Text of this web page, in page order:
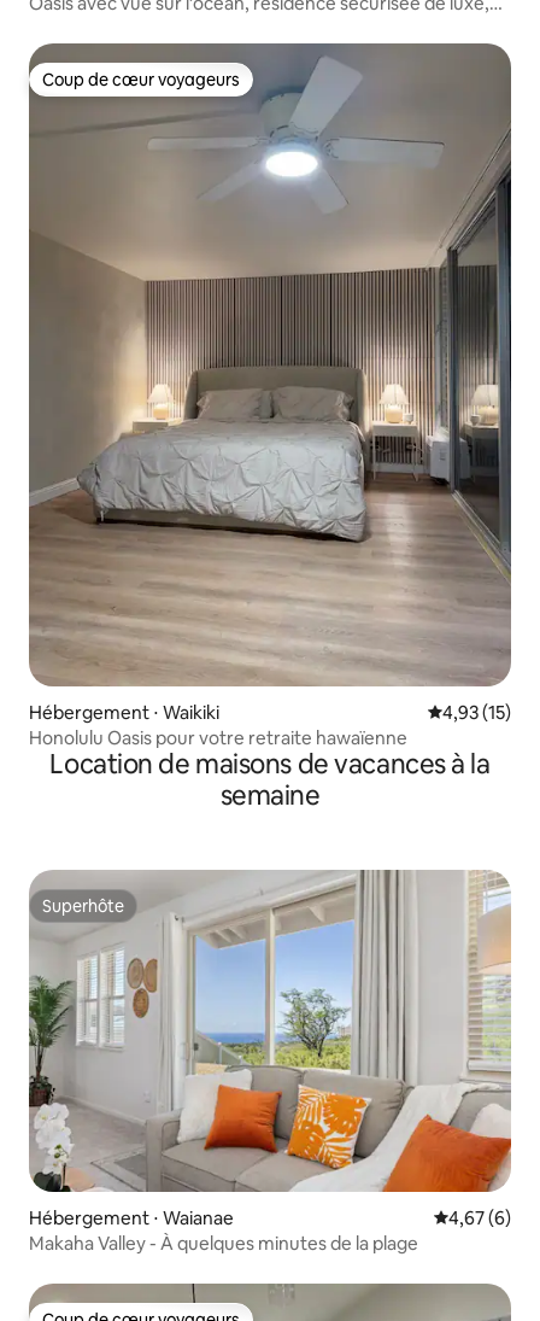
Coup de cœur voyageurs
Coup de cœur voyageurs
Hébergement ⋅ Waikiki Évaluation
4,93 (15)
Honolulu Oasis pour votre retraite hawaïenne
Location de maisons de vacances à la
semaine
Superhôte
Superhôte
Hébergement ⋅ Waianae Évaluation
4,67 (6)
Makaha Valley - À quelques minutes de la plage